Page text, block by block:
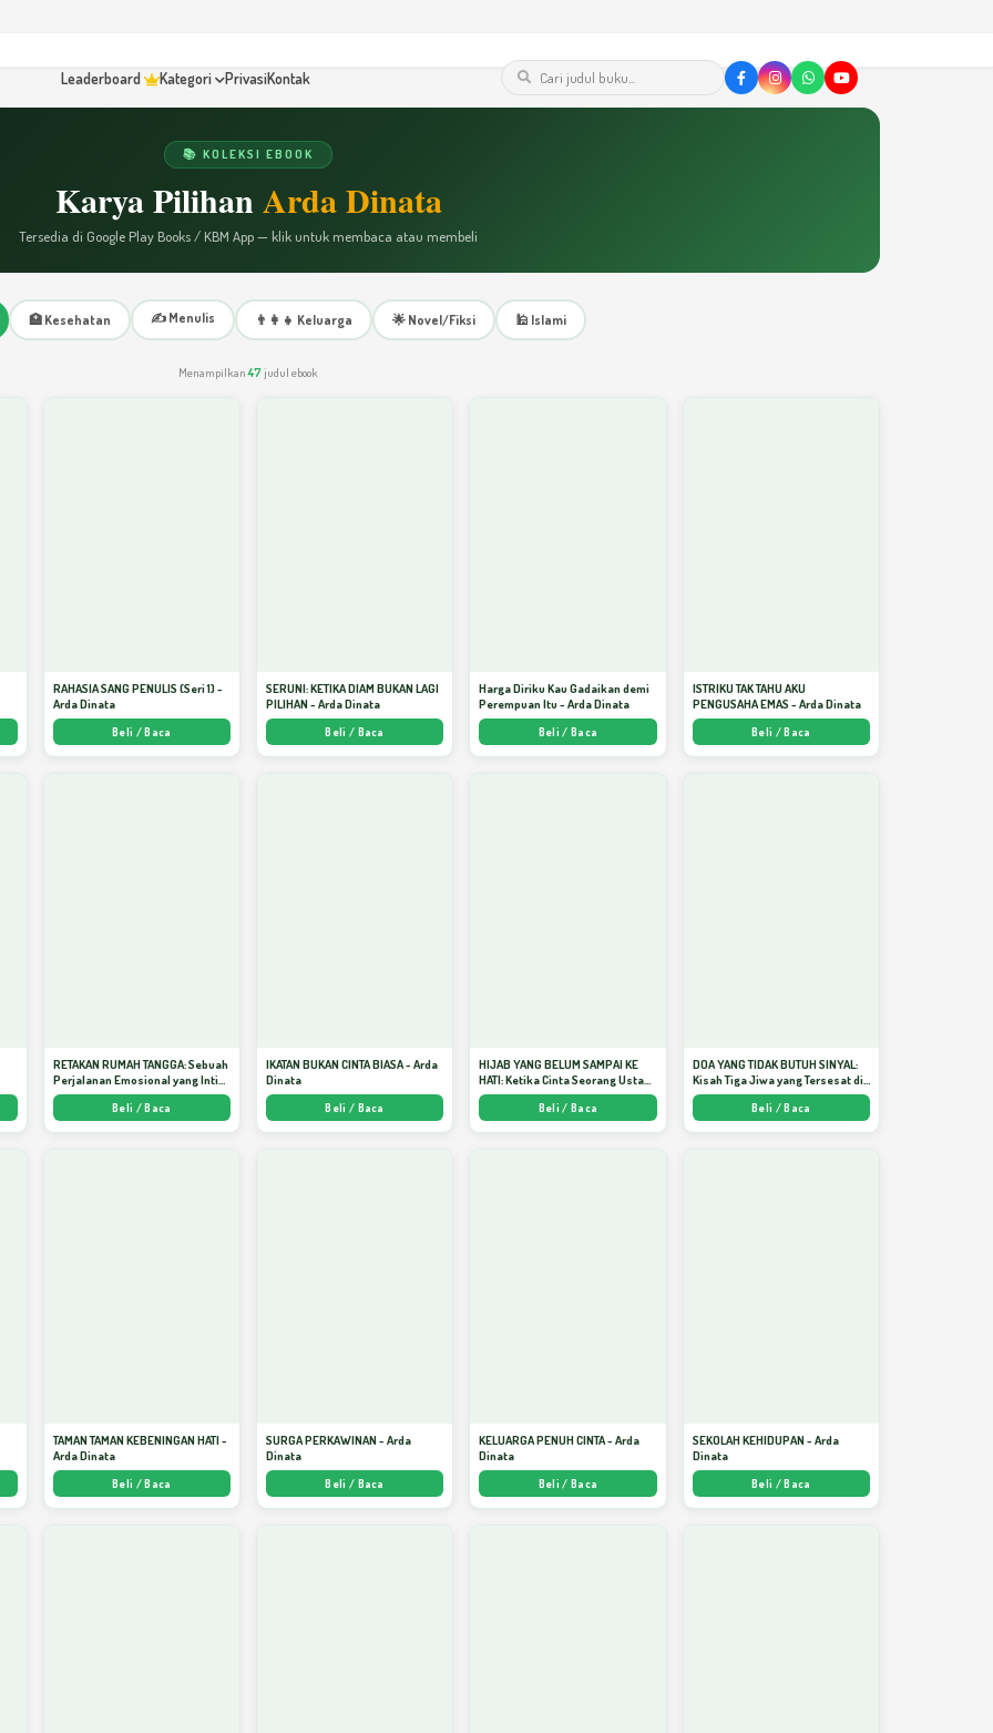
Leaderboard Kategori PrivasiKontak
📚 KOLEKSI EBOOK
Karya PilihanArda Dinata
Tersedia di Google Play Books / KBM App — klik untuk membaca atau membeli
🏥 Kesehatan ✍️ Menulis 👨‍👩‍👧 Keluarga 🌟 Novel/Fiksi 🕌 Islami
Menampilkan47 judul ebook
RAHASIA SANG PENULIS (Seri 1) -
Arda Dinata
Beli / Baca
SERUNI: KETIKA DIAM BUKAN LAGI
PILIHAN - Arda Dinata
Beli / Baca
Harga Diriku Kau Gadaikan demi
Perempuan Itu - Arda Dinata
Beli / Baca
ISTRIKU TAK TAHU AKU
PENGUSAHA EMAS - Arda Dinata
Beli / Baca
RETAKAN RUMAH TANGGA: Sebuah
Perjalanan Emosional yang Intim
dan Mendalam - Arda Dinata
Beli / Baca
IKATAN BUKAN CINTA BIASA - Arda
Dinata
Beli / Baca
HIJAB YANG BELUM SAMPAI KE
HATI: Ketika Cinta Seorang Ustadz
Menjadi Cermin yang Paling
Kejam - Arda Dinata
Beli / Baca
DOA YANG TIDAK BUTUH SINYAL:
Kisah Tiga Jiwa yang Tersesat di
Era AI dan Menemukan Jalan
Pulang di Bulan Ramadhan" -
Arda Dinata
Beli / Baca
TAMAN TAMAN KEBENINGAN HATI -
Arda Dinata
Beli / Baca
SURGA PERKAWINAN - Arda
Dinata
Beli / Baca
KELUARGA PENUH CINTA - Arda
Dinata
Beli / Baca
SEKOLAH KEHIDUPAN - Arda
Dinata
Beli / Baca